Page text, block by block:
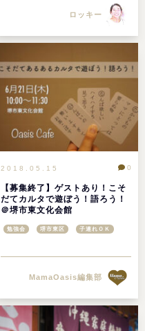
ロッキー
2018.05.15
【募集終了】ゲストあり！こそ
だてカルタで遊ぼう！語ろう！
＠堺市東文化会館
0
勉強会 堺市東区 子連れＯＫ
MamaOasis編集部